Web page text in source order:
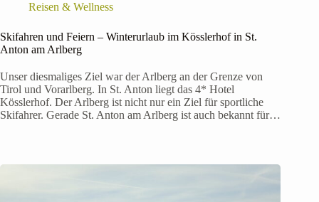
Reisen & Wellness
Skifahren und Feiern – Winterurlaub im Kösslerhof in St.
Anton am Arlberg
Unser diesmaliges Ziel war der Arlberg an der Grenze von
Tirol und Vorarlberg. In St. Anton liegt das 4* Hotel
Kösslerhof. Der Arlberg ist nicht nur ein Ziel für sportliche
Skifahrer. Gerade St. Anton am Arlberg ist auch bekannt für…